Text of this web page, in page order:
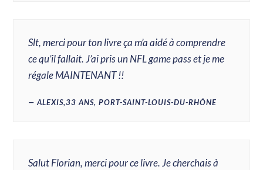
Slt, merci pour ton livre ça m’a aidé à comprendre
ce qu’il fallait. J’ai pris un NFL game pass et je me
régale MAINTENANT !!
ALEXIS,33 ANS, PORT-SAINT-LOUIS-DU-RHÔNE
Salut Florian, merci pour ce livre. Je cherchais à